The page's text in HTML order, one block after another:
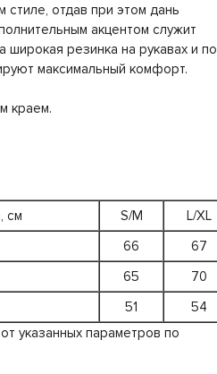
стиле, отдав при этом дань
акцентом служит
широкая резинка на рукавах и по
максимальный комфорт.
краем.
см S/M
L/XL
66
67
65
70
51
54
указанных параметров по